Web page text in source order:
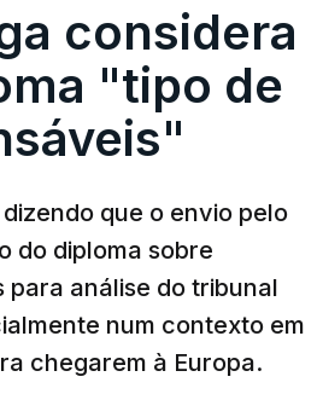
considera
"tipo de
que o envio pelo
do diploma sobre
análise do tribunal
num contexto em
chegarem à Europa.